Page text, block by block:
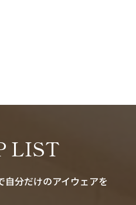
LIST
分だけのアイウェアを